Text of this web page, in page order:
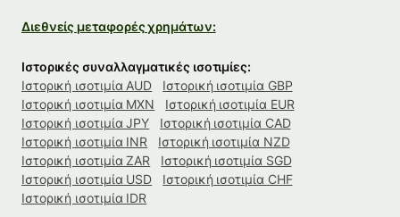
Διεθνείς μεταφορές χρημάτων:
Ιστορικές συναλλαγματικές ισοτιμίες:
Ιστορική ισοτιμία AUD
Ιστορική ισοτιμία GBP
Ιστορική ισοτιμία MXN
Ιστορική ισοτιμία EUR
Ιστορική ισοτιμία JPY
Ιστορική ισοτιμία CAD
Ιστορική ισοτιμία INR
Ιστορική ισοτιμία NZD
Ιστορική ισοτιμία ZAR
Ιστορική ισοτιμία SGD
Ιστορική ισοτιμία USD
Ιστορική ισοτιμία CHF
Ιστορική ισοτιμία IDR